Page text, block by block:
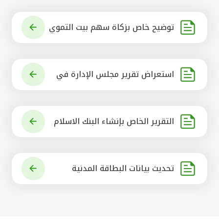
توضيح خاص بزكاة سهم بيت التموي
استعراض تقرير مجلس الإدارة في
التقرير الخاص بإنشاء البنك الاسلام
تحديث بيانات البطاقة المدنية